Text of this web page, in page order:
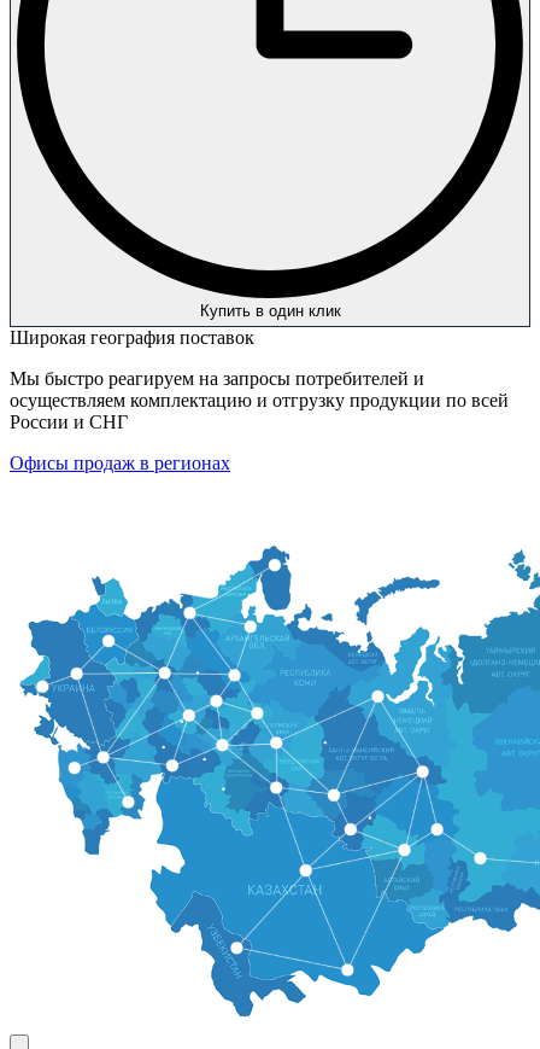
Купить в один клик
Широкая география поставок
Мы быстро реагируем на запросы потребителей и
осуществляем комплектацию и отгрузку продукции по всей
России и СНГ
Офисы продаж в регионах